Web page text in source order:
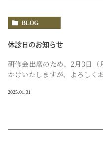
BLOG
休診日のお知らせ
研修会出席のため、2月3日（
かけいたしますが、よろしく
2025.01.31